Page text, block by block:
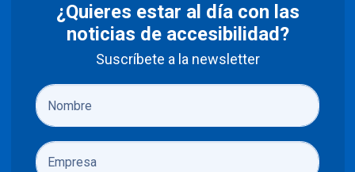
¿Quieres estar al día con las
noticias de accesibilidad?
Suscríbete a la newsletter